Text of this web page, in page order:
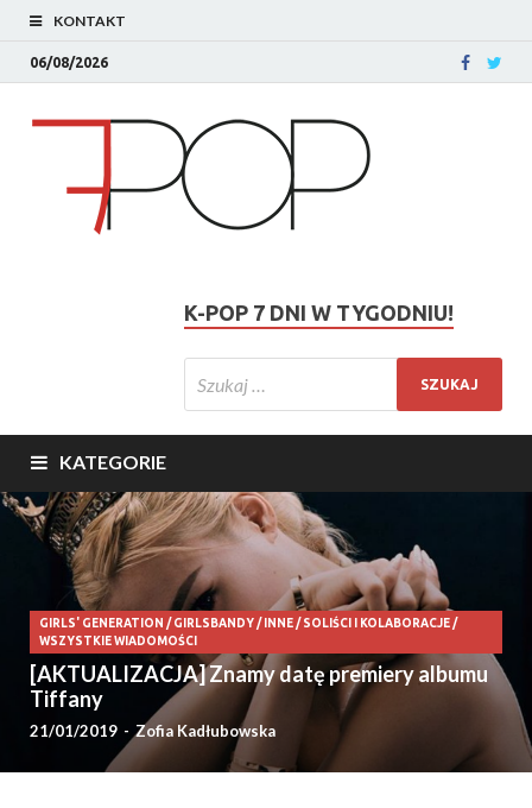
KONTAKT
06/08/2026
K-POP 7 DNI W TYGODNIU!
KATEGORIE
GIRLS' GENERATION /GIRLSBANDY/ INNE/SOLIŚCI I KOLABORACJE/
WSZYSTKIE WIADOMOŚCI
[AKTUALIZACJA] Znamy datę premiery albumu
Tiffany
21/01/2019 - Zofia Kadłubowska